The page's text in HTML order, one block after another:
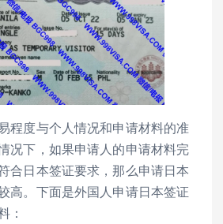
程度与个人情况和申请材料的准
况下，如果申请人的申请材料完
合日本签证要求，那么申请日本
高。下面是外国人申请日本签证
：